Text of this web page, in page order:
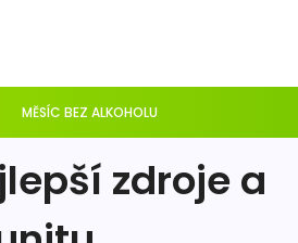
MĚSÍC BEZ ALKOHOLU
zdroje a